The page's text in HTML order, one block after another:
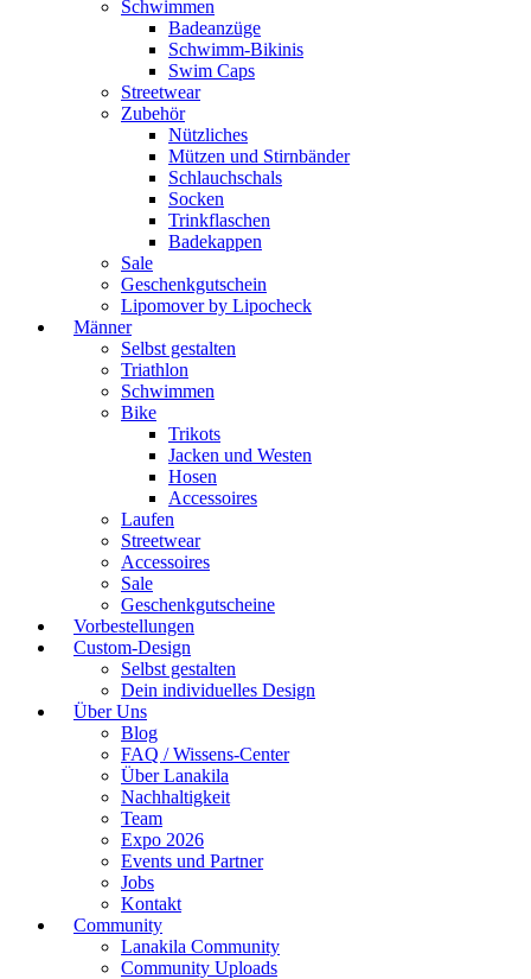
Schwimmen
Badeanzüge
Schwimm-Bikinis
Swim Caps
Streetwear
Zubehör
Nützliches
Mützen und Stirnbänder
Schlauchschals
Socken
Trinkflaschen
Badekappen
Sale
Geschenkgutschein
Lipomover by Lipocheck
Männer
Selbst gestalten
Triathlon
Schwimmen
Bike
Trikots
Jacken und Westen
Hosen
Accessoires
Laufen
Streetwear
Accessoires
Sale
Geschenkgutscheine
Vorbestellungen
Custom-Design
Selbst gestalten
Dein individuelles Design
Über Uns
Blog
FAQ / Wissens-Center
Über Lanakila
Nachhaltigkeit
Team
Expo 2026
Events und Partner
Jobs
Kontakt
Community
Lanakila Community
Community Uploads